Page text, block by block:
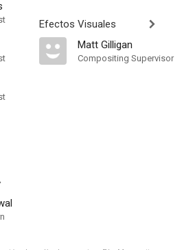
Efectos Visuales
Matt Gilligan
Compositing Supervisor